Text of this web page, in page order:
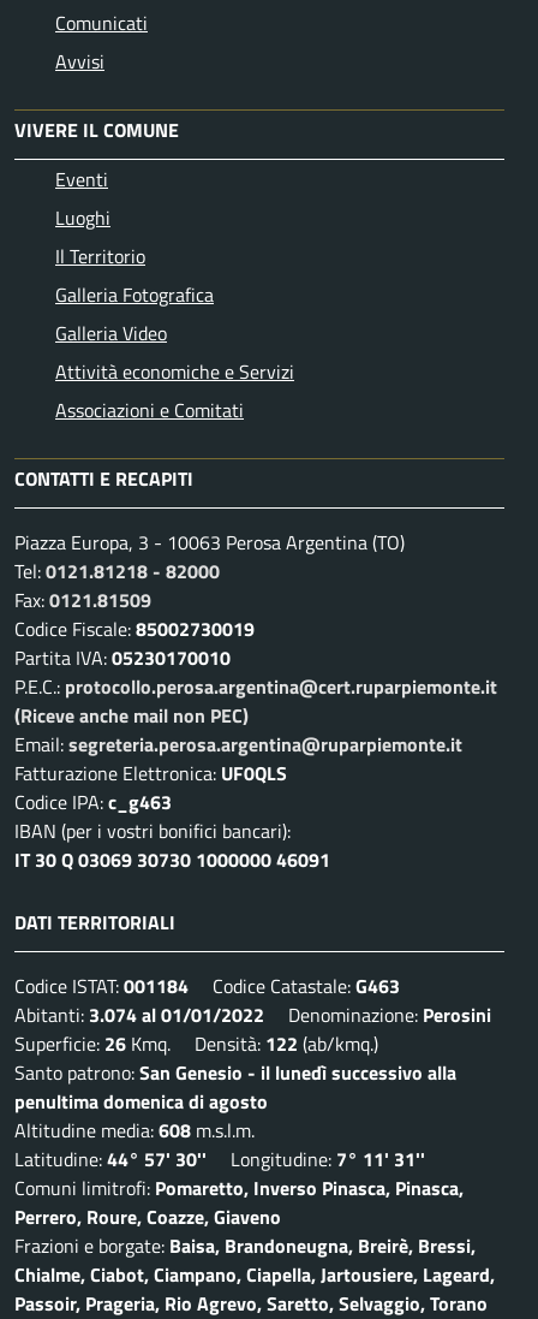
Comunicati
Avvisi
VIVERE IL COMUNE
Eventi
Luoghi
Il Territorio
Galleria Fotografica
Galleria Video
Attività economiche e Servizi
Associazioni e Comitati
CONTATTI E RECAPITI
Piazza Europa, 3 - 10063 Perosa Argentina (TO)
Tel:0121.81218 - 82000
Fax:0121.81509
Codice Fiscale:85002730019
Partita IVA:05230170010
P.E.C.: protocollo.perosa.argentina@cert.ruparpiemonte.it
(Riceve anche mail non PEC)
Email:segreteria.perosa.argentina@ruparpiemonte.it
Fatturazione Elettronica: UF0QLS
Codice IPA:c_g463
IBAN (per i vostri bonifici bancari):
IT 30 Q 03069 30730 1000000 46091
DATI TERRITORIALI
Codice ISTAT:001184 Codice Catastale:G463
Abitanti: 3.074 al 01/01/2022 Denominazione: Perosini
Superficie: 26 Kmq. Densità: 122 (ab/kmq.)
Santo patrono:San Genesio - il lunedì successivo alla
penultima domenica di agosto
Altitudine media:608 m.s.l.m.
Latitudine:44° 57' 30'' Longitudine: 7° 11' 31''
Comuni limitrofi: Pomaretto, Inverso Pinasca, Pinasca,
Perrero, Roure, Coazze, Giaveno
Frazioni e borgate: Baisa, Brandoneugna, Breirè, Bressi,
Chialme, Ciabot, Ciampano, Ciapella, Jartousiere, Lageard,
Passoir, Prageria, Rio Agrevo, Saretto, Selvaggio, Torano